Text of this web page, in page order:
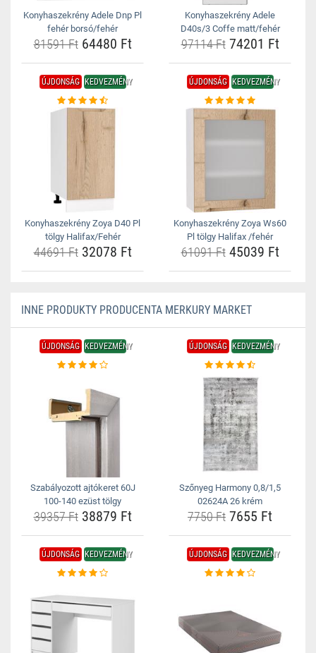
Konyhaszekrény Adele Dnp Pl
fehér borsó/fehér
81591 Ft64480 Ft
Konyhaszekrény Adele
D40s/3 Coffe matt/fehér
97114 Ft74201 Ft
ÚJDONSÁG KEDVEZMÉNY
Konyhaszekrény Zoya D40 Pl
tölgy Halifax/Fehér
44691 Ft32078 Ft
ÚJDONSÁG KEDVEZMÉNY
Konyhaszekrény Zoya Ws60
Pl tölgy Halifax /fehér
61091 Ft45039 Ft
INNE PRODUKTY PRODUCENTA MERKURY MARKET
ÚJDONSÁG KEDVEZMÉNY
Szabályozott ajtókeret 60J
100-140 ezüst tölgy
39357 Ft38879 Ft
ÚJDONSÁG KEDVEZMÉNY
Szőnyeg Harmony 0,8/1,5
02624A 26 krém
7750 Ft 7655 Ft
ÚJDONSÁG KEDVEZMÉNY ÚJDONSÁG KEDVEZMÉNY